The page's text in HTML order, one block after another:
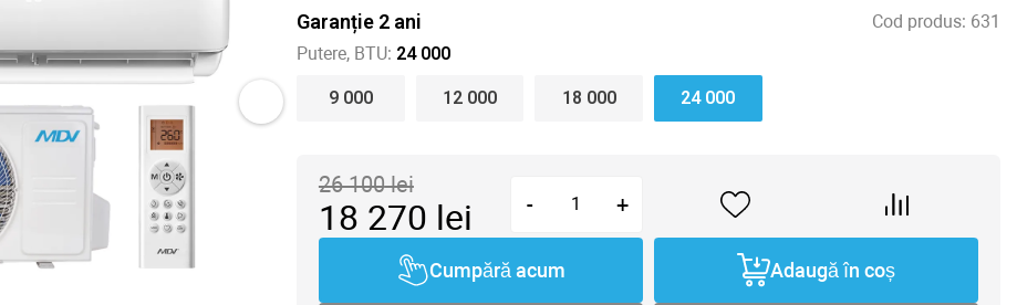
Garanție 2 ani Cod produs: 631
Putere, BTU: 24 000
9 000 12 000 18 000 24 000
26 100lei
18 270 lei - +
Cumpără acum Adaugă în coș